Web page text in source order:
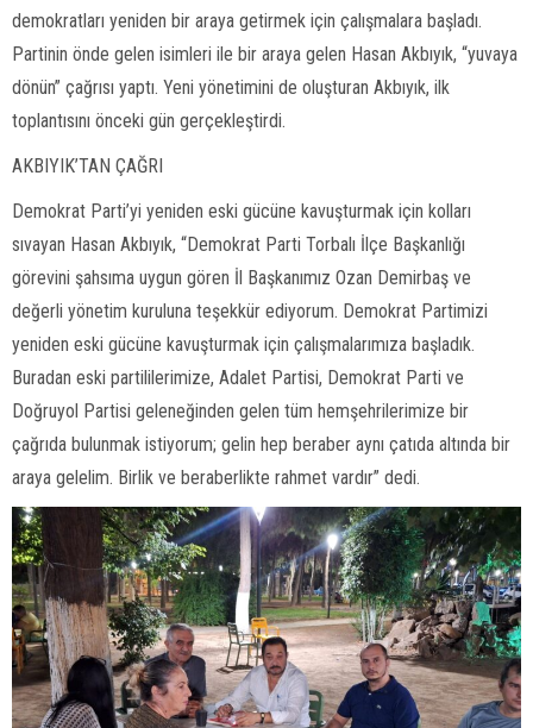
demokratları yeniden bir araya getirmek için çalışmalara başladı.
Partinin önde gelen isimleri ile bir araya gelen Hasan Akbıyık, “yuvaya
dönün” çağrısı yaptı. Yeni yönetimini de oluşturan Akbıyık, ilk
toplantısını önceki gün gerçekleştirdi.
AKBIYIK’TAN ÇAĞRI
Demokrat Parti’yi yeniden eski gücüne kavuşturmak için kolları
sıvayan Hasan Akbıyık, “Demokrat Parti Torbalı İlçe Başkanlığı
görevini şahsıma uygun gören İl Başkanımız Ozan Demirbaş ve
değerli yönetim kuruluna teşekkür ediyorum. Demokrat Partimizi
yeniden eski gücüne kavuşturmak için çalışmalarımıza başladık.
Buradan eski partililerimize, Adalet Partisi, Demokrat Parti ve
Doğruyol Partisi geleneğinden gelen tüm hemşehrilerimize bir
çağrıda bulunmak istiyorum; gelin hep beraber aynı çatıda altında bir
araya gelelim. Birlik ve beraberlikte rahmet vardır” dedi.